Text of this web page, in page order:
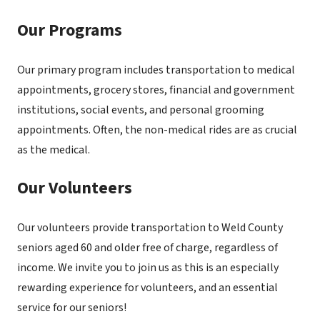
Our Programs
Our primary program includes transportation to medical
appointments, grocery stores, financial and government
institutions, social events, and personal grooming
appointments. Often, the non-medical rides are as crucial
as the medical.
Our Volunteers
Our volunteers provide transportation to Weld County
seniors aged 60 and older free of charge, regardless of
income. We invite you to join us as this is an especially
rewarding experience for volunteers, and an essential
service for our seniors!